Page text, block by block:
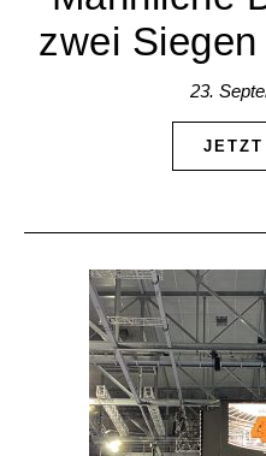
zwei
23.
JETZT